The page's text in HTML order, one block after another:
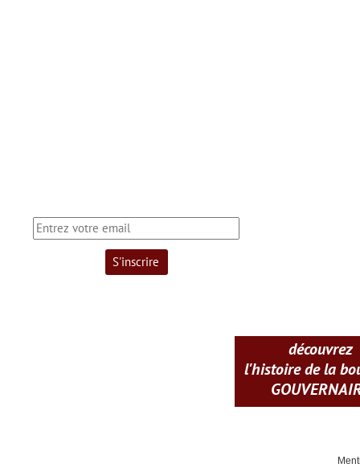
découvrez
l'histoire de la